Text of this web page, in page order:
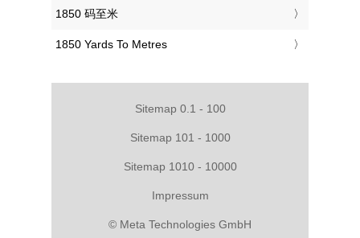
‎1850 码至米
‎1850 Yards To Metres
Sitemap 0.1 - 100
Sitemap 101 - 1000
Sitemap 1010 - 10000
Impressum
© Meta Technologies GmbH